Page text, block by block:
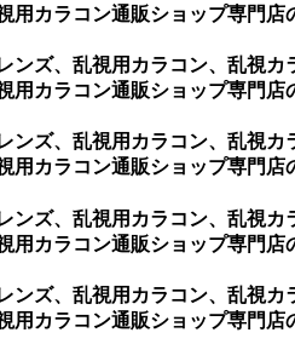
カラコン通販ショップ専門店
ズ、乱視用カラコン、乱視
カラコン通販ショップ専門店
ズ、乱視用カラコン、乱視
カラコン通販ショップ専門店
ズ、乱視用カラコン、乱視
カラコン通販ショップ専門店
ズ、乱視用カラコン、乱視
カラコン通販ショップ専門店